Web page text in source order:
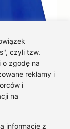
czyli tzw.
o zgodę na
reklamy i
i
na
informacje z
z